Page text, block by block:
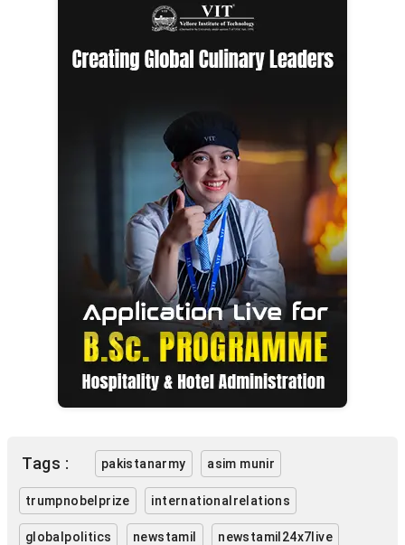
Tags : pakistanarmy asim munir
trumpnobelprize internationalrelations
globalpolitics newstamil newstamil24x7live